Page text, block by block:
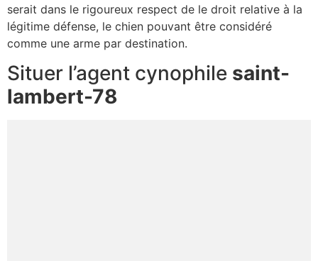
serait dans le rigoureux respect de le droit relative à la
légitime défense, le chien pouvant être considéré
comme une arme par destination.
Situer l’agent cynophile saint-
lambert-78